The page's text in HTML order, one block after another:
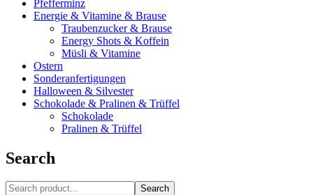
Pfefferminz
Energie & Vitamine & Brause
Traubenzucker & Brause
Energy Shots & Koffein
Müsli & Vitamine
Ostern
Sonderanfertigungen
Halloween & Silvester
Schokolade & Pralinen & Trüffel
Schokolade
Pralinen & Trüffel
Search
Search